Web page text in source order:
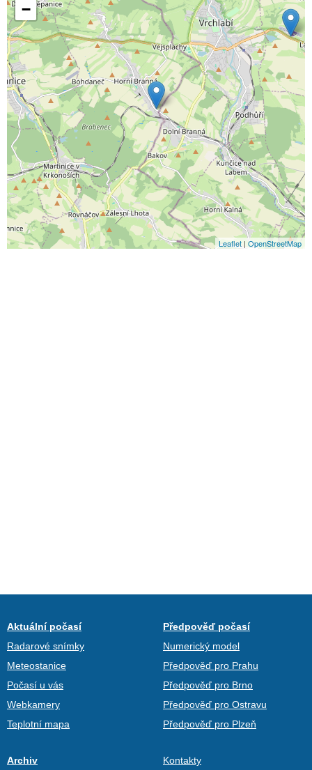
−
Leaflet | OpenStreetMap
Aktuální počasí
Radarové snímky
Meteostanice
Počasí u vás
Webkamery
Teplotní mapa
Předpověď počasí
Numerický model
Předpověď pro Prahu
Předpověď pro Brno
Předpověď pro Ostravu
Předpověď pro Plzeň
Archiv Kontakty